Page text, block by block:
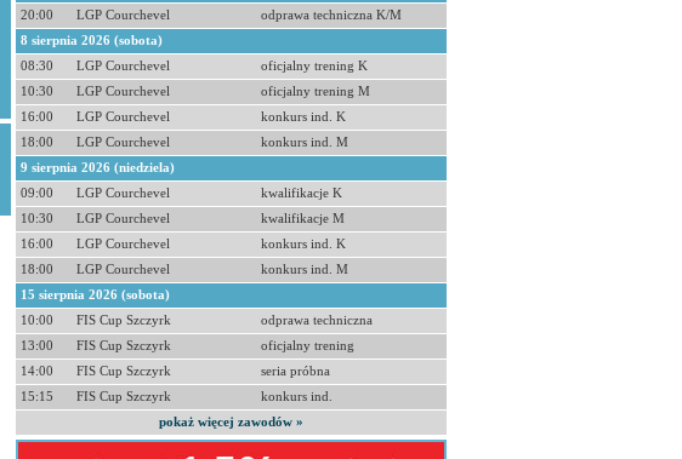
20:00
LGP Courchevel
odprawa techniczna K/M
8 sierpnia 2026 (sobota)
08:30
LGP Courchevel
oficjalny trening K
10:30
LGP Courchevel
oficjalny trening M
16:00
LGP Courchevel
konkurs ind. K
18:00
LGP Courchevel
konkurs ind. M
9 sierpnia 2026 (niedziela)
09:00
LGP Courchevel
kwalifikacje K
10:30
LGP Courchevel
kwalifikacje M
16:00
LGP Courchevel
konkurs ind. K
18:00
LGP Courchevel
konkurs ind. M
15 sierpnia 2026 (sobota)
10:00
FIS Cup Szczyrk
odprawa techniczna
13:00
FIS Cup Szczyrk
oficjalny trening
14:00
FIS Cup Szczyrk
seria próbna
15:15
FIS Cup Szczyrk
konkurs ind.
pokaż więcej zawodów »